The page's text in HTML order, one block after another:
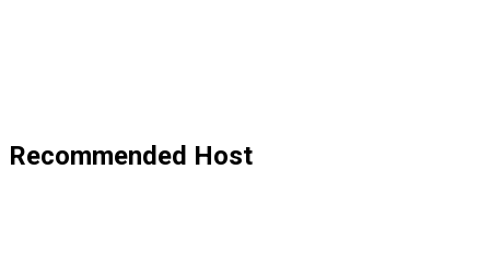
Recommended Host